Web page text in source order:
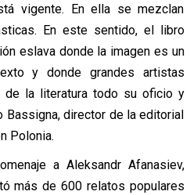
vigente. En ella se mezclan
En este sentido, el libro
eslava donde la imagen es un
y donde grandes artistas
la literatura todo su oficio y
Bassigna, director de la editorial
Polonia.
a Aleksandr Afanasiev,
más de 600 relatos populares